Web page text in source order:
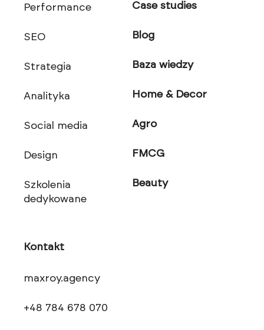
Performance
SEO
Strategia
Analityka
Social media
Design
Szkolenia
dedykowane
Kontakt
maxroy.agency
+48 784 678 070
Case studies
Blog
Baza wiedzy
Home & Decor
Agro
FMCG
Beauty